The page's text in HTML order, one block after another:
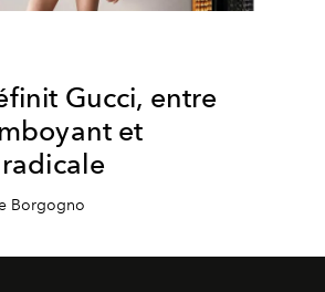
Gucci, entre
et
Borgogno